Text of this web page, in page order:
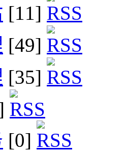
[11]
[49]
[35]
[0]